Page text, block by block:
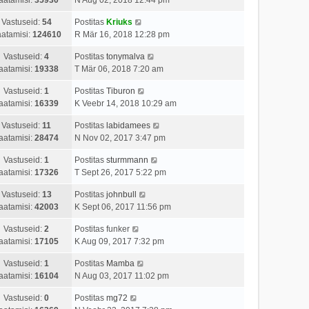
Vastuseid: 54
124610
Postitas Kriuks
R Mär 16, 2018 12:28 pm
Vastuseid: 4
19338
Postitas tonymalva
T Mär 06, 2018 7:20 am
Vastuseid: 1
16339
Postitas Tiburon
K Veebr 14, 2018 10:29 am
Vastuseid: 11
28474
Postitas labidamees
N Nov 02, 2017 3:47 pm
Vastuseid: 1
17326
Postitas sturmmann
T Sept 26, 2017 5:22 pm
Vastuseid: 13
42003
Postitas johnbull
K Sept 06, 2017 11:56 pm
Vastuseid: 2
17105
Postitas funker
K Aug 09, 2017 7:32 pm
Vastuseid: 1
16104
Postitas Mamba
N Aug 03, 2017 11:02 pm
Vastuseid: 0
Postitas mg72